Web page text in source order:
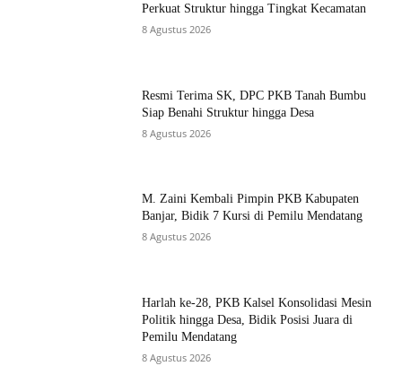
Perkuat Struktur hingga Tingkat Kecamatan
8 Agustus 2026
Resmi Terima SK, DPC PKB Tanah Bumbu
Siap Benahi Struktur hingga Desa
8 Agustus 2026
M. Zaini Kembali Pimpin PKB Kabupaten
Banjar, Bidik 7 Kursi di Pemilu Mendatang
8 Agustus 2026
Harlah ke-28, PKB Kalsel Konsolidasi Mesin
Politik hingga Desa, Bidik Posisi Juara di
Pemilu Mendatang
8 Agustus 2026